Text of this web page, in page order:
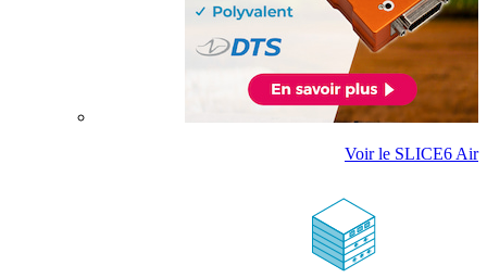
Voir le SLICE6 Air